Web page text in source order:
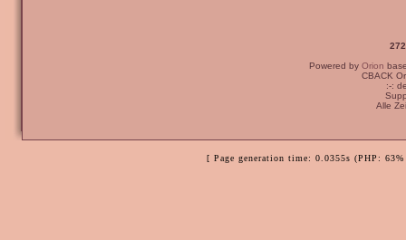
Powered by Orion
CBACK
:-:
Alle
[ Page generation time: 0.0355s (PHP: